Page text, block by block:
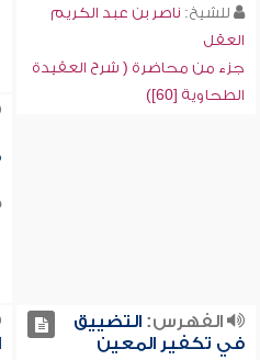
للشيخ: ناصر بن عبد الكريم
العقل
جزء من محاضرة ( شرح العقيدة
الطحاوية [60])
الفهرس:التضييق
في تكفير المعين